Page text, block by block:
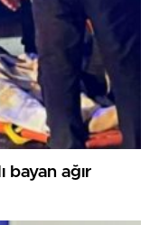
bayan ağır